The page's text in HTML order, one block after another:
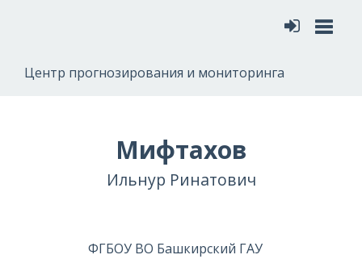
Центр прогнозирования и мониторинга
Мифтахов
Ильнур Ринатович
ФГБОУ ВО Башкирский ГАУ